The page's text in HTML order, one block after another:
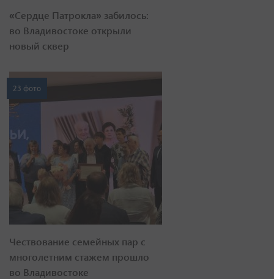
«Сердце Патрокла» забилось:
во Владивостоке открыли
новый сквер
23 фото
Чествование семейных пар с
многолетним стажем прошло
во Владивостоке